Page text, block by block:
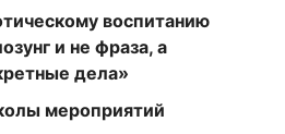
воспитанию
и не фраза, а
дела»
мероприятий